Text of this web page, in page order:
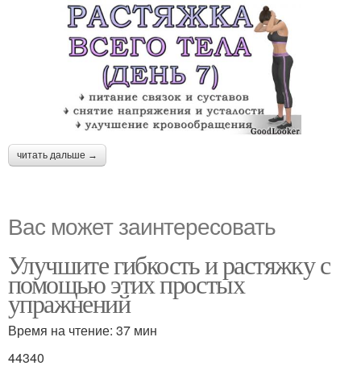
читать дальше →
Вас может заинтересовать
Улучшите гибкость и растяжку с
помощью этих простых
упражнений
Время на чтение: 37 мин
44340